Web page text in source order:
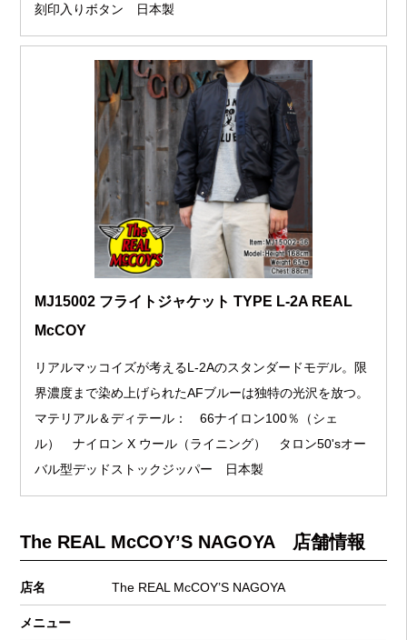
刻印入りボタン 日本製
MJ15002 フライトジャケット TYPE L-2A REAL
McCOY
リアルマッコイズが考えるL-2Aのスタンダードモデル。限
界濃度まで染め上げられたAFブルーは独特の光沢を放つ。
マテリアル＆ディテール： 66ナイロン100％（シェ
ル） ナイロン X ウール（ライニング） タロン50'sオー
バル型デッドストックジッパー 日本製
The REAL McCOY’S NAGOYA 店舗情報
店名 The REAL McCOY’S NAGOYA
メニュー